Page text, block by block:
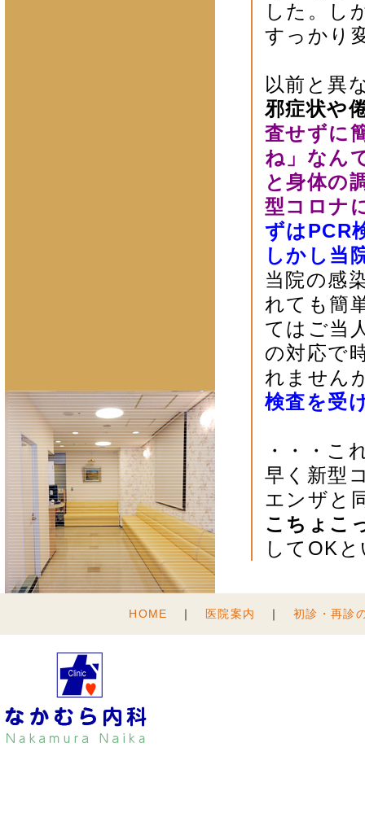
した。し
すっかり
以前と異
邪症状や
査せずに
ね」なん
と身体の
型コロナ
ずはPCR
しかし当
当院の感
れても簡
てはご当
の対応で
れません
検査を受
・・・こ
早く新型
エンザと
こちょこ
してOK
HOME ｜ 医院案内 ｜ 初診・再診